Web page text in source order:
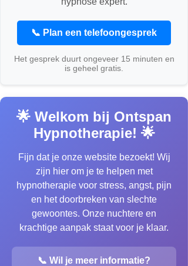
📞 Plan een telefoongesprek
Het gesprek duurt ongeveer 15 minuten en
is geheel gratis.
🌟 Welkom bij Ontspan
Hypnotherapie! 🌟
Fijn dat je onze website bezoekt! Wij
zijn hier om je te helpen met
hypnotherapie voor stress, angst, pijn
en het doorbreken van slechte
gewoontes. Onze nuchtere en
krachtige aanpak staat voor je klaar.
📞 Wil je meer informatie?